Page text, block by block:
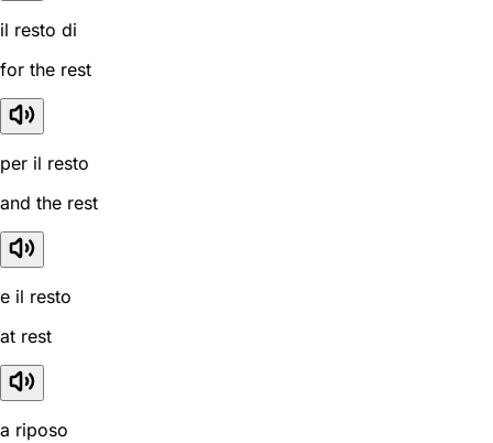
il resto di
for the rest
per il resto
and the rest
e il resto
at rest
a riposo